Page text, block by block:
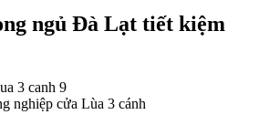
ngủ Đà Lạt tiết kiệm
nghiệp cửa Lùa 3 cánh